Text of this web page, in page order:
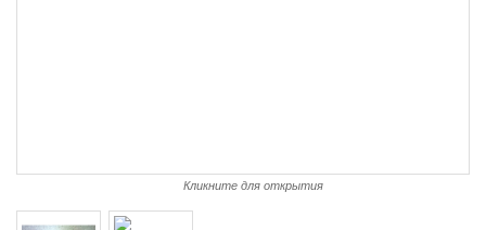
Кликните для открытия